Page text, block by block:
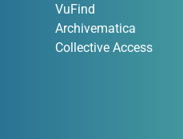
VuFind
Archivematica
Collective Access